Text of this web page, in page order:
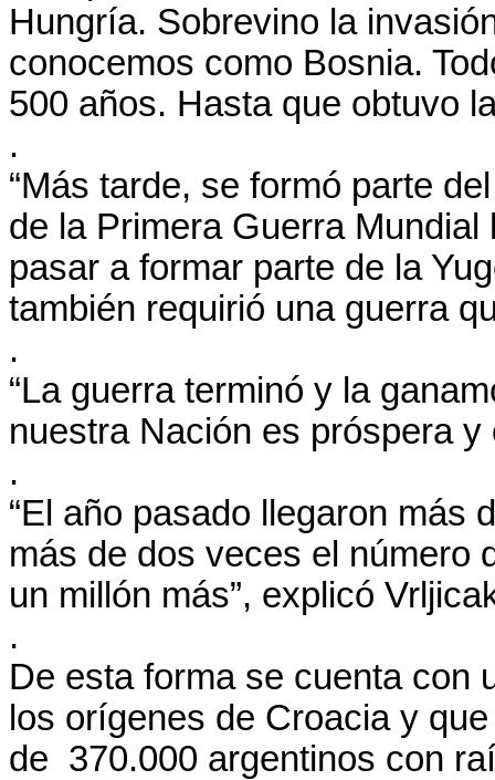
Hungría. Sobrevino la
conocemos como Bosnia.
500 años. Hasta que obtuvo
.
“Más tarde, se formó parte
de la Primera Guerra
pasar a formar parte de la
también requirió una guerra
.
“La guerra terminó y la
nuestra Nación es próspera y
.
“El año pasado llegaron más
más de dos veces el número
un millón más”, explicó
.
De esta forma se cuenta con
los orígenes de Croacia y
de 370.000 argentinos con